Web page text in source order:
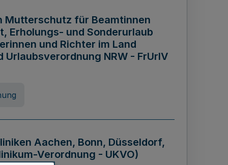
Mutterschutz für Beamtinnen
Erholungs- und Sonderurlaub
und Richter im Land
NRW - FrUrlV
Aachen, Bonn, Düsseldorf,
Verordnung - UKVO)